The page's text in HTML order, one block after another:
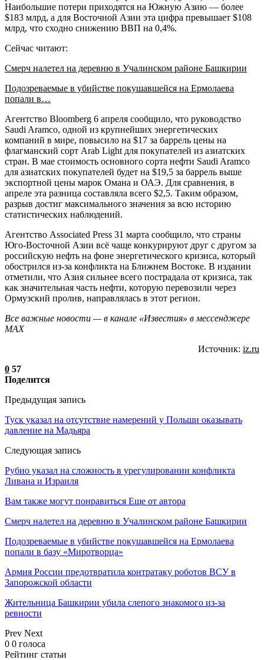
Наибольшие потери приходятся на Южную Азию — более
$183 млрд, а для Восточной Азии эта цифра превышает $108
млрд, что сходно снижению ВВП на 0,4%.
Сейчас читают:
Смерч налетел на деревню в Учалинском районе Башкирии
Подозреваемые в убийстве покушавшейся на Ермолаева
попали в…
Агентство Bloomberg 6 апреля сообщило, что руководство
Saudi Aramco, одной из крупнейших энергетических
компаний в мире, повысило на $17 за баррель цены на
флагманский сорт Arab Light для покупателей из азиатских
стран. В мае стоимость основного сорта нефти Saudi Aramco
для азиатских покупателей будет на $19,5 за баррель выше
экспортной цены марок Омана и ОАЭ. Для сравнения, в
апреле эта разница составляла всего $2,5. Таким образом,
разрыв достиг максимального значения за всю историю
статистических наблюдений.
Агентство Associated Press 31 марта сообщило, что страны
Юго-Восточной Азии всё чаще конкурируют друг с другом за
российскую нефть на фоне энергетического кризиса, который
обострился из-за конфликта на Ближнем Востоке. В издании
отметили, что Азия сильнее всего пострадала от кризиса, так
как значительная часть нефти, которую перевозили через
Ормузский пролив, направлялась в этот регион.
Все важные новости — в канале «Известия» в мессенджере
МАХ
Источник: iz.ru
0 57
Поделится
Предыдущая запись
Туск указал на отсутствие намерений у Польши оказывать
давление на Мадьяра
Следующая запись
Рубио указал на сложность в урегулировании конфликта
Ливана и Израиля
Вам также могут понравиться Еще от автора
Смерч налетел на деревню в Учалинском районе Башкирии
Подозреваемые в убийстве покушавшейся на Ермолаева
попали в базу «Миротворца»
Армия России предотвратила контратаку роботов ВСУ в
Запорожской области
Жительница Башкирии убила слепого знакомого из-за
ревности
Prev Next
0 0 голоса
Рейтинг статьи